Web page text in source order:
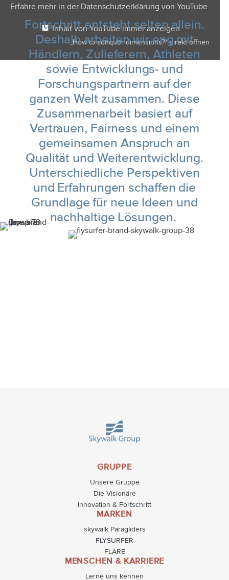
Erfahre mehr in der Datenschutzerklärung von YouTube.
Inhalt von YouTube immer anzeigen
„How to conquer dimensions?“ direkt öffnen
Fortschritt entsteht selten allein.
Deshalb arbeiten wir eng mit
Händlern, Zulieferern, Athleten
sowie Entwicklungs- und
Forschungspartnern auf der
ganzen Welt zusammen. Diese
Zusammenarbeit basiert auf
Vertrauen, Fairness und einem
gemeinsamen Anspruch an
Qualität und Weiterentwicklung.
Unterschiedliche Perspektiven
und Erfahrungen schaffen die
Grundlage für neue Ideen und
nachhaltige Lösungen.
GRUPPE
Unsere Gruppe
Die Visionäre
Innovation & Fortschritt
MARKEN
skywalk Paragliders
FLYSURFER
FLARE
MENSCHEN & KARRIERE
Lerne uns kennen